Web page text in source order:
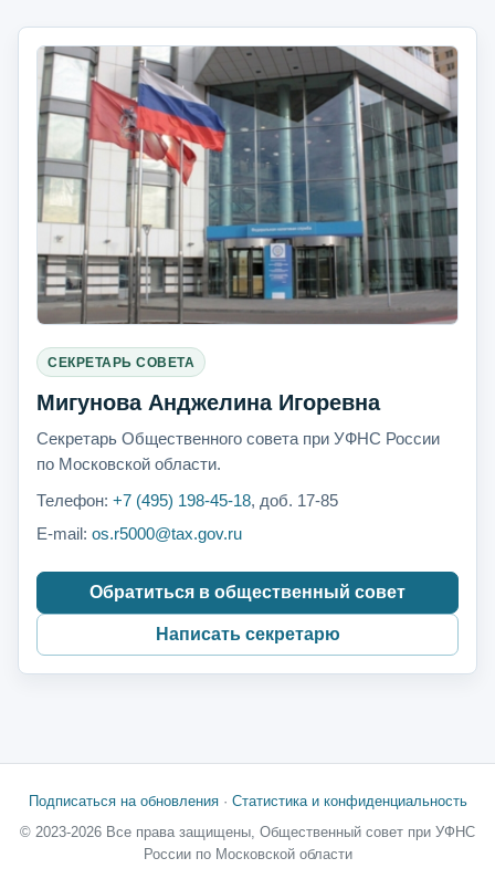
СЕКРЕТАРЬ СОВЕТА
Мигунова Анджелина Игоревна
Секретарь Общественного совета при УФНС России
по Московской области.
Телефон: +7 (495) 198-45-18, доб. 17-85
E-mail: os.r5000@tax.gov.ru
Обратиться в общественный совет
Написать секретарю
Подписаться на обновления· Статистика и конфиденциальность
© 2023-2026 Все права защищены, Общественный совет при УФНС
России по Московской области